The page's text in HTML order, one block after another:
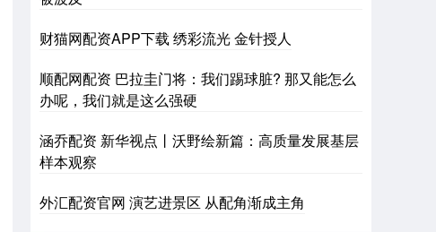
财猫网配资APP下载 绣彩流光 金针授人
顺配网配资 巴拉圭门将：我们踢球脏? 那又能怎么
办呢，我们就是这么强硬
涵乔配资 新华视点丨沃野绘新篇：高质量发展基层
样本观察
外汇配资官网 演艺进景区 从配角渐成主角